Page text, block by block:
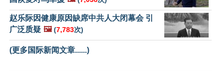
赵乐际因健康原因缺席中共人大闭幕会 引
广泛质疑 🖼️ (7,783次)
(更多国际新闻文章......)